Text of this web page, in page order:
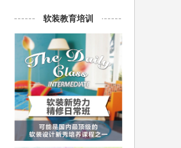
软装教育培训